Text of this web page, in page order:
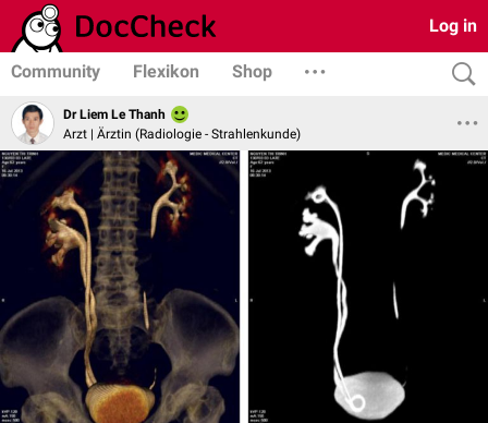
Log in
Community Flexikon Shop
Dr Liem Le Thanh
Arzt | Ärztin (Radiologie - Strahlenkunde)